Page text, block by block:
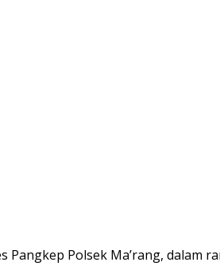
Pangkep Polsek Ma’rang, dalam